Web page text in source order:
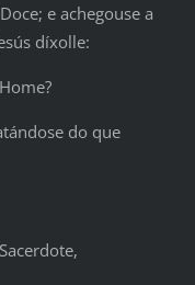
e achegouse a
díxolle:
do que